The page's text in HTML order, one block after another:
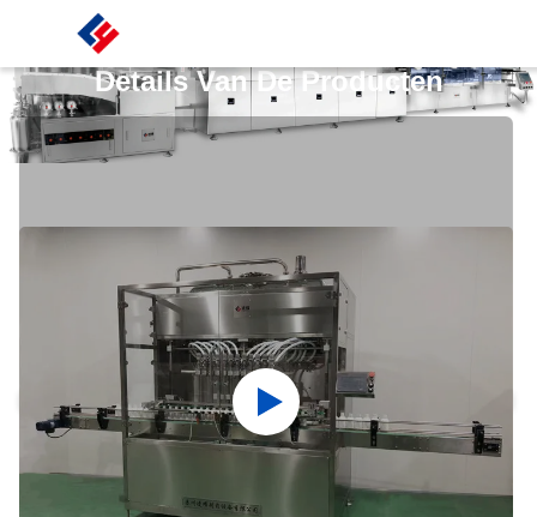
Details Van De Producten